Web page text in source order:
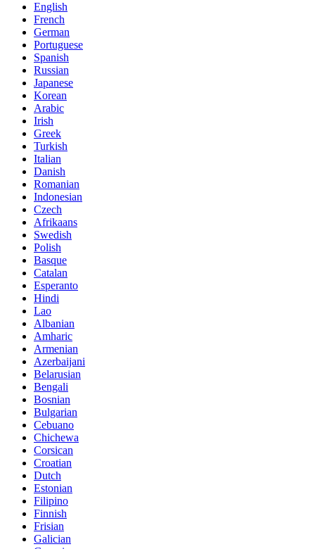
English
French
German
Portuguese
Spanish
Russian
Japanese
Korean
Arabic
Irish
Greek
Turkish
Italian
Danish
Romanian
Indonesian
Czech
Afrikaans
Swedish
Polish
Basque
Catalan
Esperanto
Hindi
Lao
Albanian
Amharic
Armenian
Azerbaijani
Belarusian
Bengali
Bosnian
Bulgarian
Cebuano
Chichewa
Corsican
Croatian
Dutch
Estonian
Filipino
Finnish
Frisian
Galician